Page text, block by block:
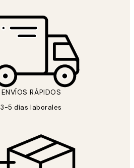
ENVÍOS RÁPIDOS
3-5 días laborales